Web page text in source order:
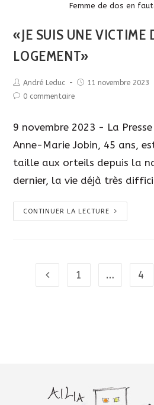
Femme de dos en
«JE SUIS UNE VICTIME
LOGEMENT»
André Leduc 11 novembre 2023
0 commentaire
9 novembre 2023 - La
Anne-Marie Jobin, 45 ans,
taille aux orteils depuis la
dernier, la vie déjà très
CONTINUER LA LECTURE
1 … 4